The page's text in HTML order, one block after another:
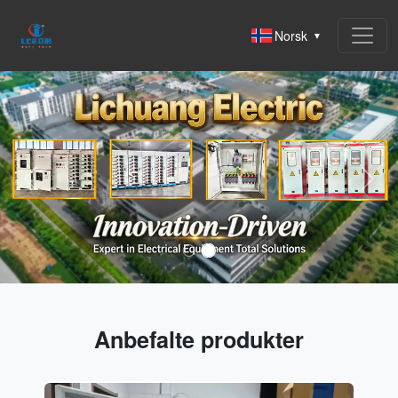
Norsk ▼
Previous Next
Anbefalte produkter